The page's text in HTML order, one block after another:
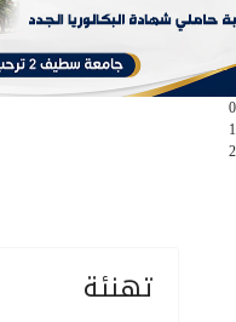
0
1
2
تهنئة